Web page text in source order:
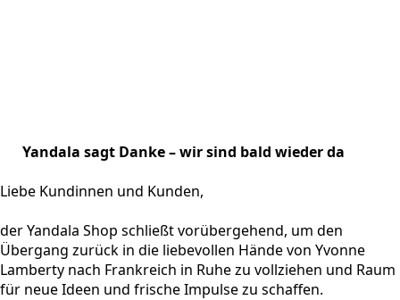
Yandala sagt Danke – wir sind bald wieder da
Liebe Kundinnen und Kunden,
der Yandala Shop schließt vorübergehend, um den
Übergang zurück in die liebevollen Hände von Yvonne
Lamberty nach Frankreich in Ruhe zu vollziehen und Raum
für neue Ideen und frische Impulse zu schaffen.